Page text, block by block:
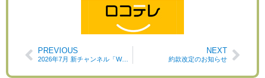
PREVIOUS
2026年7月 新チャンネル「WOWOWプラス」放送スタート
NEXT
約款改定のお知らせ